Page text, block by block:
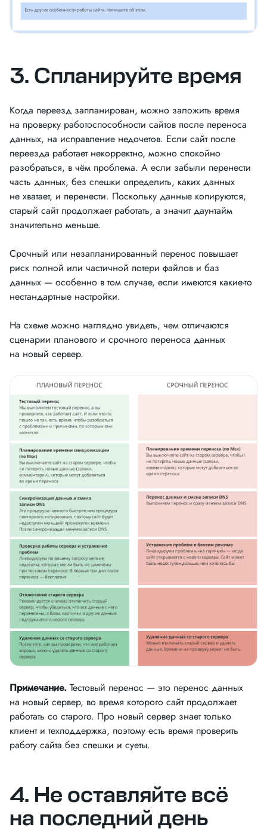
3. Спланируйте время
Когда переезд запланирован, можно заложить время
на проверку работоспособности сайтов после переноса
данных, на исправление недочетов. Если сайт после
переезда работает некорректно, можно спокойно
разобраться, в чём проблема. А если забыли перенести
часть данных, без спешки определить, каких данных
не хватает, и перенести. Поскольку данные копируются,
старый сайт продолжает работать, а значит даунтайм
значительно меньше.
Срочный или незапланированный перенос повышает
риск полной или частичной потери файлов и баз
данных — особенно в том случае, если имеются какие-то
нестандартные настройки.
На схеме можно наглядно увидеть, чем отличаются
сценарии планового и срочного переноса данных
на новый сервер.
Примечание. Тестовый перенос — это перенос данных
на новый сервер, во время которого сайт продолжает
работать со старого. Про новый сервер знает только
клиент и техподдержка, поэтому есть время проверить
работу сайта без спешки и суеты.
4. Не оставляйте всё
на последний день